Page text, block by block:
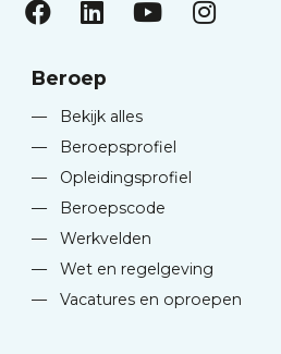
Beroep
—
Bekijk alles
—
Beroepsprofiel
—
Opleidingsprofiel
—
Beroepscode
—
Werkvelden
—
Wet en regelgeving
—
Vacatures en oproepen